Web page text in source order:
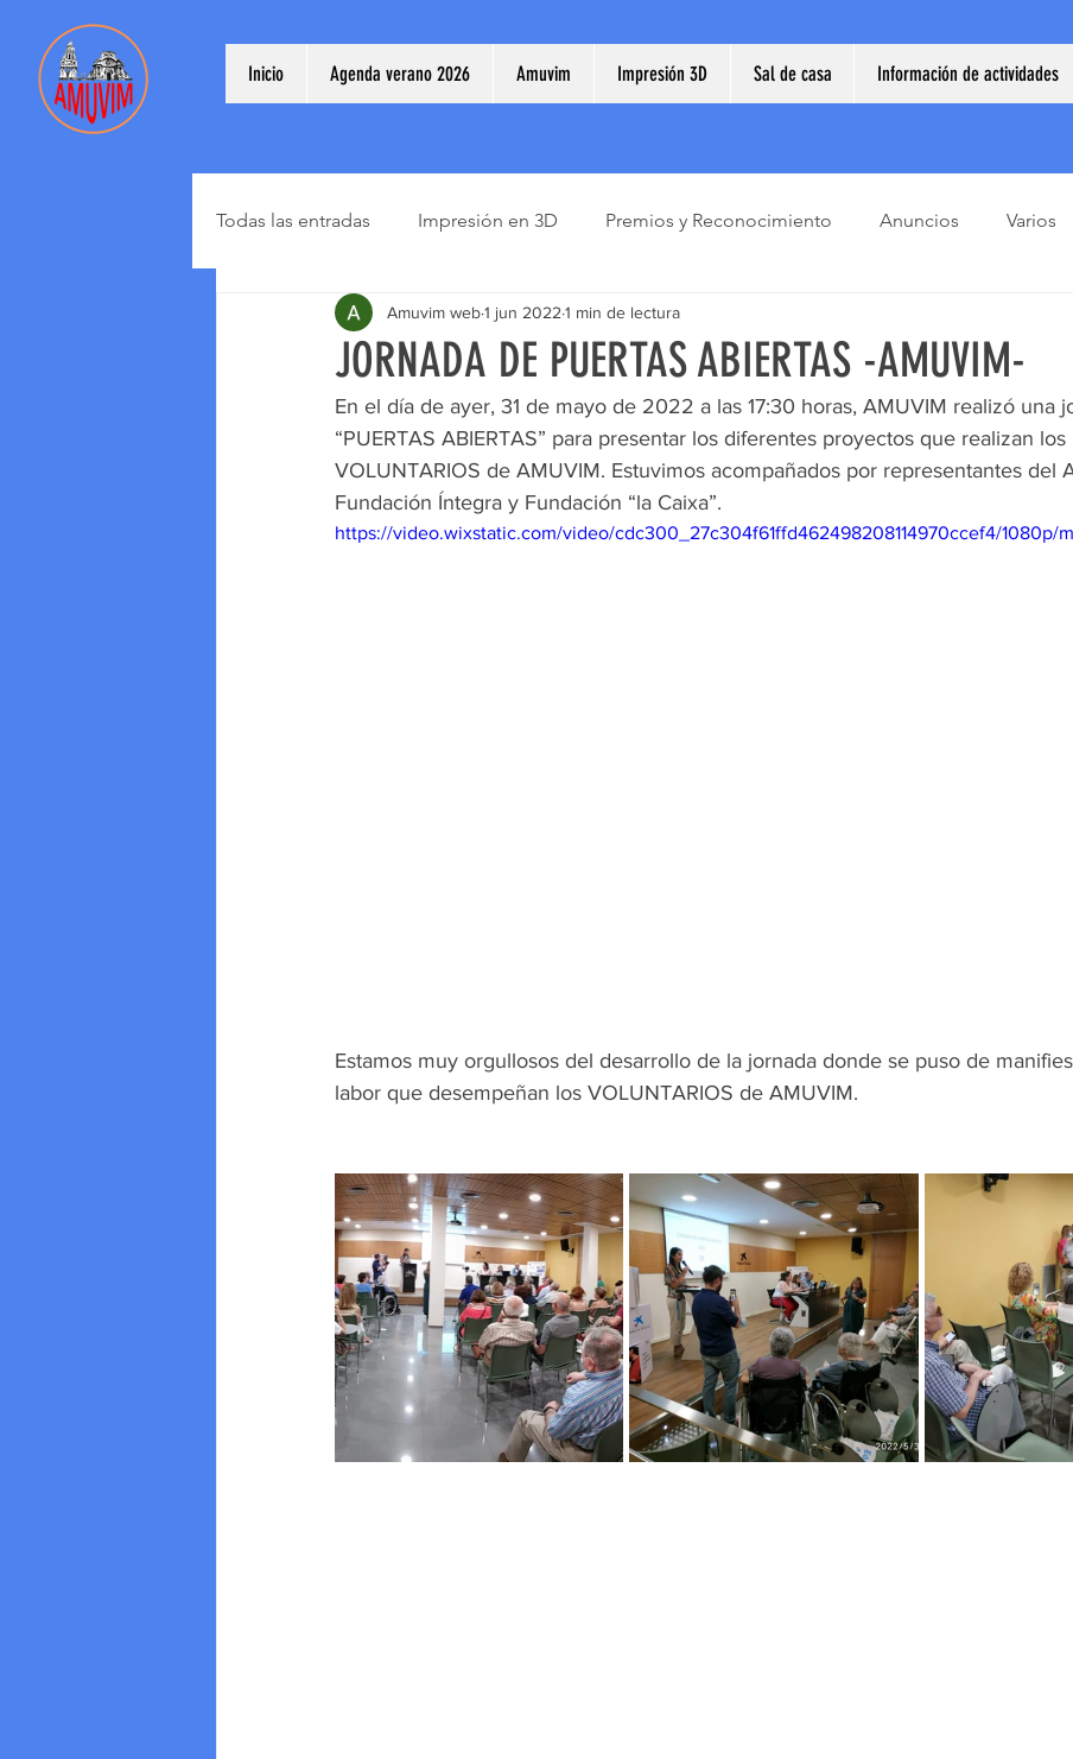
Inicio Agenda verano 2026 Amuvim Impresión 3D Sal de casa Información de actividades
Todas las entradas Impresión en 3D Premios y Reconocimiento Anuncios Varios
JORNADA DE PUERTAS ABIERTAS -AMUVIM-
Amuvim web1 jun 2022 1 min de lectura
En el día de ayer, 31 de mayo de 2022 a las 17:30 horas, AMUVIM realizó una
“PUERTAS ABIERTAS” para presentar los diferentes proyectos que realizan los
VOLUNTARIOS de AMUVIM. Estuvimos acompañados por representantes del
Fundación Íntegra y Fundación “la Caixa”.
https://video.wixstatic.com/video/cdc300_27c304f61ffd462498208114970ccef4/1080p/
Estamos muy orgullosos del desarrollo de la jornada donde se puso de
labor que desempeñan los VOLUNTARIOS de AMUVIM.